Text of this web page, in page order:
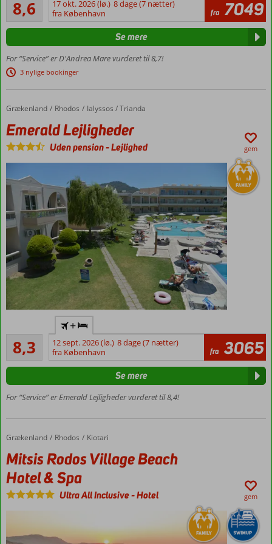
ferie
i
Det
er
dog
kun
græske
gæstfrihed,
årene
har
sikret
Grækenland
en
favoritstatus,
når
ferien
skal
vælges.
Grækenland
end
300
solskinsdage
fantastiske
natur
og
et
utal
af
spændende
kulturelle
på
Trianda
temaaftener
Varieret
animationsprogram
8,6
666
anmeldelser
17 okt. 2026 (lø.) 8 dage (7 nætter)
fra København
fra 7049
For “Service” er D'Andrea Mare vurderet til 8,7!
3 nylige bookinger
Se mere
Forside
Grækenland Rhodos Ialyssos / Trianda
Emerald Lejligheder
Emerald Lejligheder
Uden pension-Lejlighed gem
Morgenmad
eller
halvpension
muligt
med plads
8,3
Meget godt
506
anmeldelser
+
12 sept. 2026 (lø.) 8 dage (7 nætter)
fra København
fra 3065
For “Service” er Emerald Lejligheder vurderet til 8,4!
Se mere
Forside
Grækenland Rhodos Kiotari
Mitsis Rodos Village Beach Hotel & Spa
Mitsis Rodos Village Beach
Hotel & Spa
Ultra All Inclusive-Hotel gem